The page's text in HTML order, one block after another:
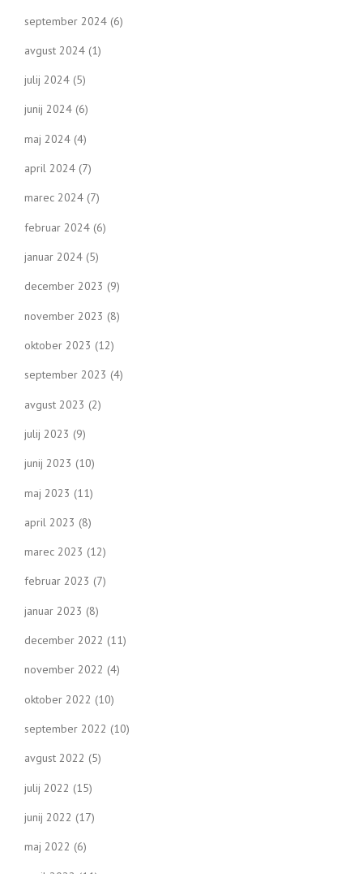
september 2024 (6)
avgust 2024 (1)
julij 2024 (5)
junij 2024 (6)
maj 2024 (4)
april 2024 (7)
marec 2024 (7)
februar 2024 (6)
januar 2024 (5)
december 2023 (9)
november 2023 (8)
oktober 2023 (12)
september 2023 (4)
avgust 2023 (2)
julij 2023 (9)
junij 2023 (10)
maj 2023 (11)
april 2023 (8)
marec 2023 (12)
februar 2023 (7)
januar 2023 (8)
december 2022 (11)
november 2022 (4)
oktober 2022 (10)
september 2022 (10)
avgust 2022 (5)
julij 2022 (15)
junij 2022 (17)
maj 2022 (6)